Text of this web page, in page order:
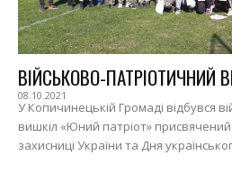
ВІЙСЬКОВО-ПАТРІОТИЧНИЙ
08.10.2021
У Копичинецькій Громаді відбувся
вишкіл «Юний патріот»
захисниці України та Дня